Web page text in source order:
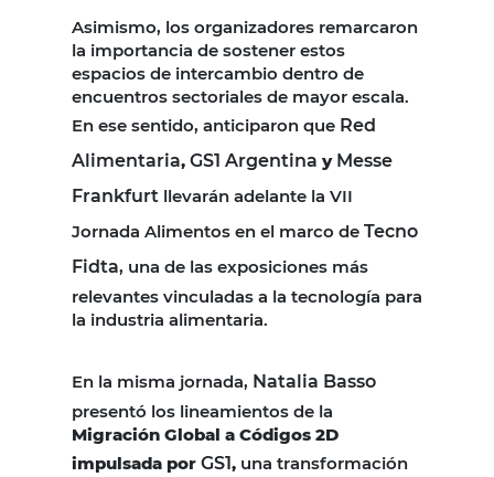
Asimismo, los organizadores remarcaron
la importancia de sostener estos
espacios de intercambio dentro de
encuentros sectoriales de mayor escala.
En ese sentido, anticiparon que Red
Alimentaria, GS1 Argentina y Messe
Frankfurt llevarán adelante la VII
Jornada Alimentos en el marco de Tecno
Fidta, una de las exposiciones más
relevantes vinculadas a la tecnología para
la industria alimentaria.
En la misma jornada, Natalia Basso
presentó los lineamientos de la
Migración Global a Códigos 2D
impulsada por GS1, una transformación